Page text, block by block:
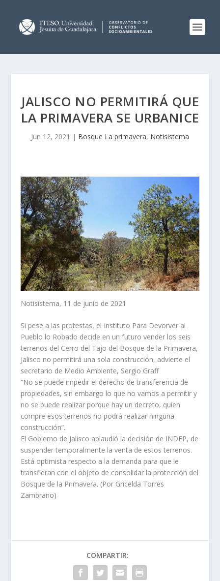
JALISCO NO PERMITIRÁ QUE
LA PRIMAVERA SE URBANICE
Jun 12, 2021 | Bosque La primavera, Notisistema
Notisistema, 11 de junio de 2021
Si pese a las protestas, el Instituto Para Devorver al
Pueblo lo Robado decide en un futuro vender los seis
terrenos del Cerro del Tajo del Bosque de la Primavera,
Jalisco no permitirá una sola construcción, advierte el
secretario de Medio Ambiente, Sergio Graff
“No se puede impedir el derecho de transferencia de
propiedades, sin embargo lo que no vamos a permitir y
no se puede realizar porque hay un decreto, quien
compre esos terrenos no podrá realizar ninguna
construcción”.
El Gobierno de Jalisco aplaudió la decisión de INDEP, de
suspender temporalmente la venta de estos terrenos.
Está optimista respecto a la demanda para que le
transfieran con el objeto de consolidar la protección del
Bosque de la Primavera. (Por Gricelda Torres
Zambrano)
COMPARTIR: